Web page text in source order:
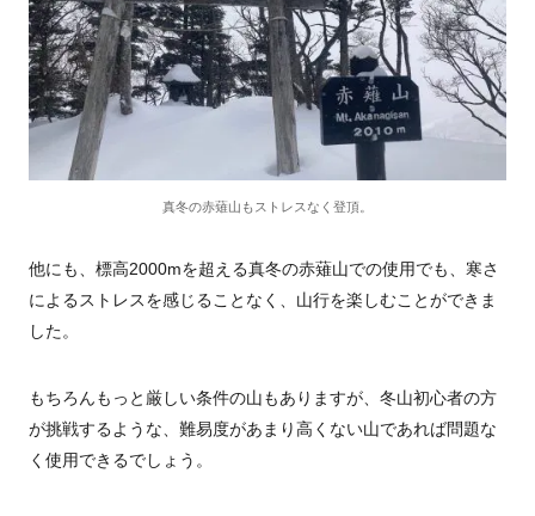
真冬の赤薙山もストレスなく登頂。
他にも、標高2000mを超える真冬の赤薙山での使用でも、寒さ
によるストレスを感じることなく、山行を楽しむことができま
した。
もちろんもっと厳しい条件の山もありますが、冬山初心者の方
が挑戦するような、難易度があまり高くない山であれば問題な
く使用できるでしょう。